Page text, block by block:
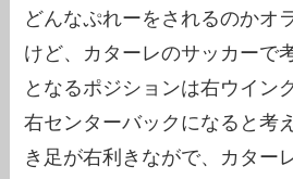
どんなぷれーをされるのかオ
けど、カターレのサッカーで
となるポジションは右ウイン
右センターバックになると考
き足が右利きながで、カター